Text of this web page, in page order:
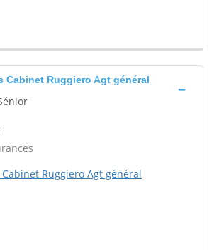
Cabinet Ruggiero Agt général
Ruggiero Agt général